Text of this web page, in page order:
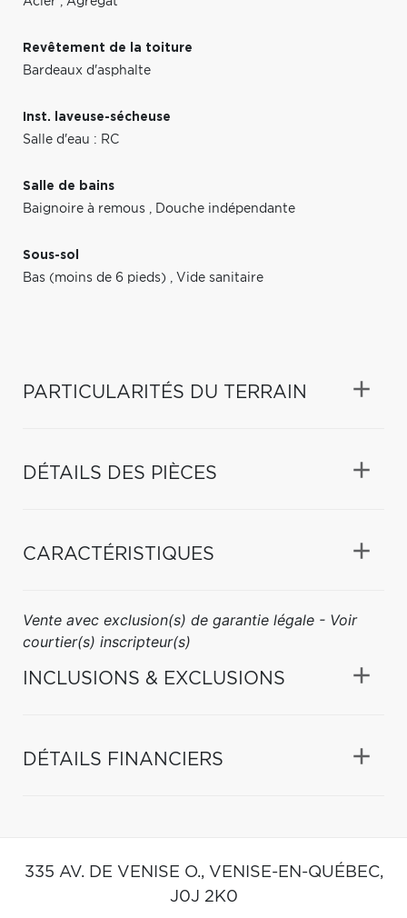
Revêtement de la toiture
Bardeaux d'asphalte
Inst. laveuse-sécheuse
Salle d'eau : RC
Salle de bains
Baignoire à remous , Douche indépendante
Sous-sol
Bas (moins de 6 pieds) , Vide sanitaire
PARTICULARITÉS DU TERRAIN
DÉTAILS DES PIÈCES
CARACTÉRISTIQUES
Vente avec exclusion(s) de garantie légale - Voir
courtier(s) inscripteur(s)
INCLUSIONS & EXCLUSIONS
DÉTAILS FINANCIERS
335 AV. DE VENISE O., VENISE-EN-QUÉBEC,
J0J 2K0